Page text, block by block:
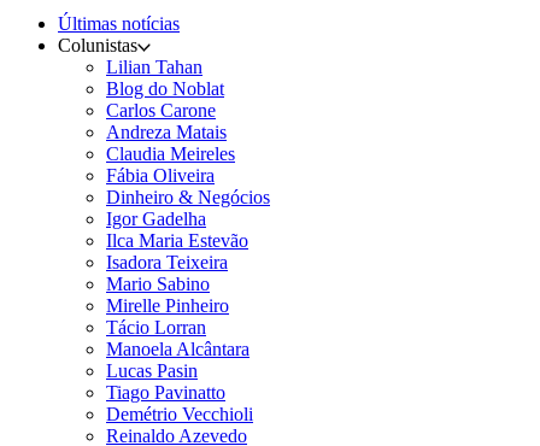
Últimas notícias
Colunistas
Lilian Tahan
Blog do Noblat
Carlos Carone
Andreza Matais
Claudia Meireles
Fábia Oliveira
Dinheiro & Negócios
Igor Gadelha
Ilca Maria Estevão
Isadora Teixeira
Mario Sabino
Mirelle Pinheiro
Tácio Lorran
Manoela Alcântara
Lucas Pasin
Tiago Pavinatto
Demétrio Vecchioli
Reinaldo Azevedo